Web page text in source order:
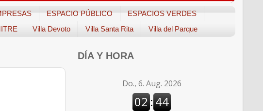
ESPACIO PÚBLICO
ESPACIOS VERDES
Villa Devoto Villa Santa Rita Villa del Parque
DÍA Y HORA